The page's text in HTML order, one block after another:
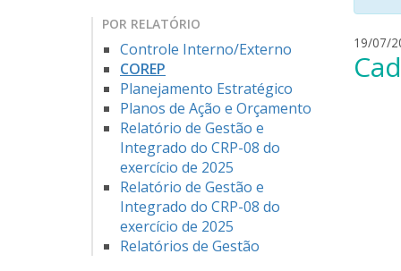
POR RELATÓRIO
Controle Interno/Externo
COREP
Planejamento Estratégico
Planos de Ação e Orçamento
Relatório de Gestão e
Integrado do CRP-08 do
exercício de 2025
Relatório de Gestão e
Integrado do CRP-08 do
exercício de 2025
Relatórios de Gestão
19/07/